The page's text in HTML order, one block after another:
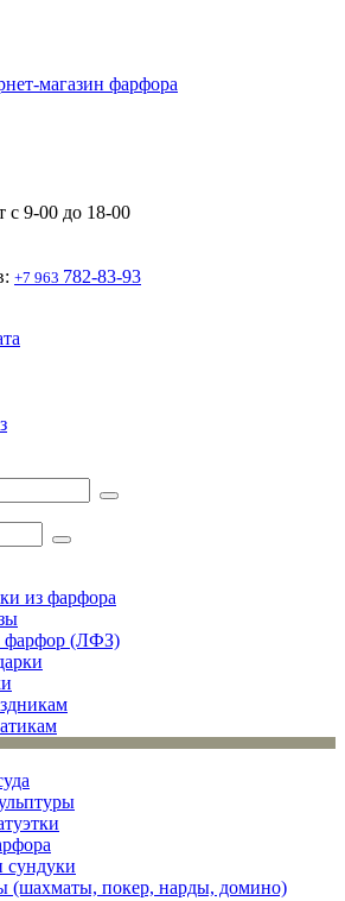
c 9-00 до 18-00
+7 963 782-83-93
из фарфора
фарфор (ЛФЗ)
сундуки
(шахматы, покер, нарды, домино)